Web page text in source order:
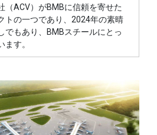
（ACV）がBMBに信頼を寄せた
トの一つであり、2024年の素晴
でもあり、BMBスチールにとっ
す。